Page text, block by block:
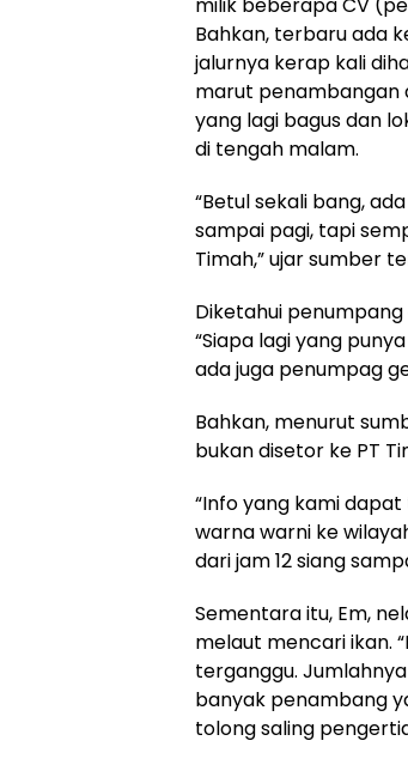
Bahkan, terbaru ada
jalurnya kerap kali
marut penambangan
yang lagi bagus dan
di tengah malam.
“Betul sekali bang,
sampai pagi, tapi
Timah,” ujar sumber
Diketahui
“Siapa lagi yang
ada juga penumpag
Bahkan, menurut
bukan disetor ke PT
“Info yang kami
warna warni ke
dari jam 12 siang
Sementara itu, Em,
melaut mencari ikan.
terganggu.
banyak penambang
tolong saling